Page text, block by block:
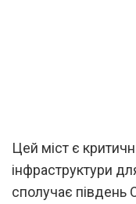
Цей міст є
інфраструктури
сполучає південь